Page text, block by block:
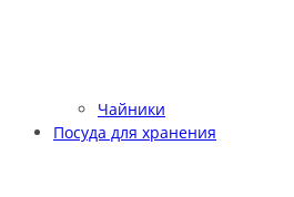
Чайники
Посуда для хранения